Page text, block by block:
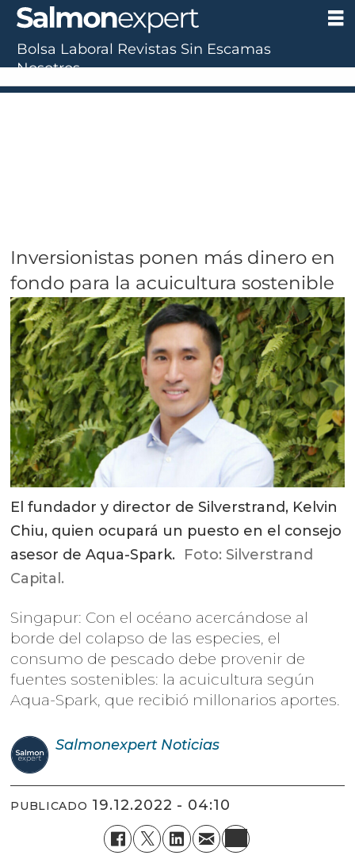
Inversionistas ponen más dinero en
fondo para la acuicultura sostenible
El fundador y director de Silverstrand, Kelvin
Chiu, quien ocupará un puesto en el consejo
asesor de Aqua-Spark. Foto: Silverstrand
Capital.
Singapur: Con el océano acercándose al
borde del colapso de las especies, el
consumo de pescado debe provenir de
fuentes sostenibles: la acuicultura según
Aqua-Spark, que recibió millonarios aportes.
Salmonexpert Noticias
PUBLICADO 19.12.2022 - 04:10
Bolsa Laboral Revistas Sin Escamas
Nosotros